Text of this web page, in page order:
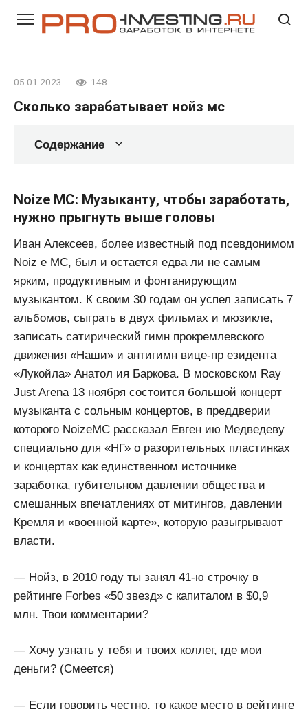
05.01.2023 148
Сколько зарабатывает нойз мс
Содержание
Noize MC: Музыканту, чтобы заработать,
нужно прыгнуть выше головы
Иван Алексеев, более известный под псевдонимом
Noiz e MC, был и остается едва ли не самым
ярким, продуктивным и фонтанирующим
музыкантом. К своим 30 годам он успел записать 7
альбомов, сыграть в двух фильмах и мюзикле,
записать сатирический гимн прокремлевского
движения «Наши» и антигимн вице-пр езидента
«Лукойла» Анатол ия Баркова. В московском Ray
Just Arena 13 ноября состоится большой концерт
музыканта с сольным концертов, в преддверии
которого NoizeMC рассказал Евген ию Медведеву
специально для «НГ» о разорительных пластинках
и концертах как единственном источнике
заработка, губительном давлении общества и
смешанных впечатлениях от митингов, давлении
Кремля и «военной карте», которую разыгрывают
власти.
— Нойз, в 2010 году ты занял 41-ю строчку в
рейтинге Forbes «50 звезд» с капиталом в $0,9
млн. Твои комментарии?
— Хочу узнать у тебя и твоих коллег, где мои
деньги? (Смеется)
— Если говорить честно, то какое место в рейтинге